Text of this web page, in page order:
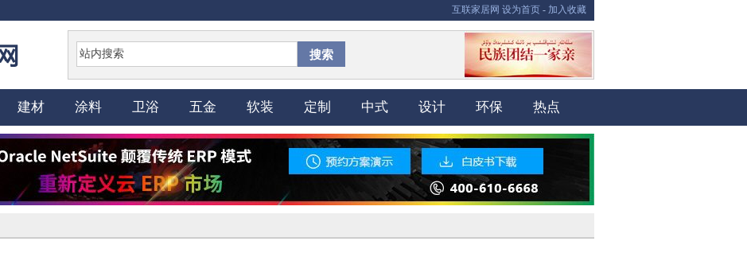
互联家居网 设为首页 - 加入收藏
搜索
建材 涂料 卫浴 五金 软装 定制 中式 设计 环保 热点